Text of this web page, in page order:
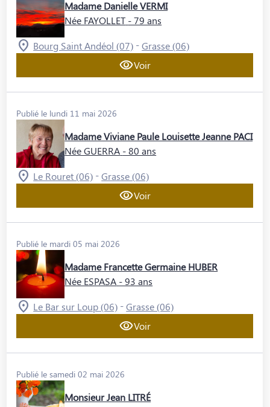
Madame Danielle VERMI
Née FAYOLLET - 79 ans
Bourg Saint Andéol (07) -Grasse (06)
Voir
Publié le lundi 11 mai 2026
Madame Viviane Paule Louisette Jeanne PACI
Née GUERRA - 80 ans
Le Rouret (06) -Grasse (06)
Voir
Publié le mardi 05 mai 2026
Madame Francette Germaine HUBER
Née ESPASA - 93 ans
Le Bar sur Loup (06) -Grasse (06)
Voir
Publié le samedi 02 mai 2026
Monsieur Jean LITRÉ